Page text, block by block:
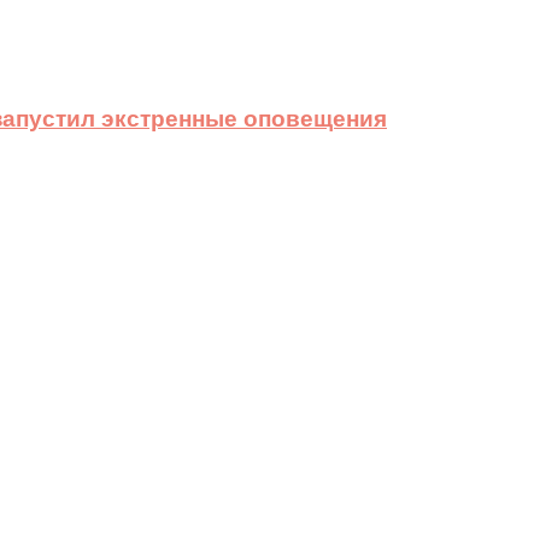
экстренные оповещения